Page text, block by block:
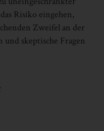
Risiko eingehen,
Zweifel an der
und skeptische Fragen